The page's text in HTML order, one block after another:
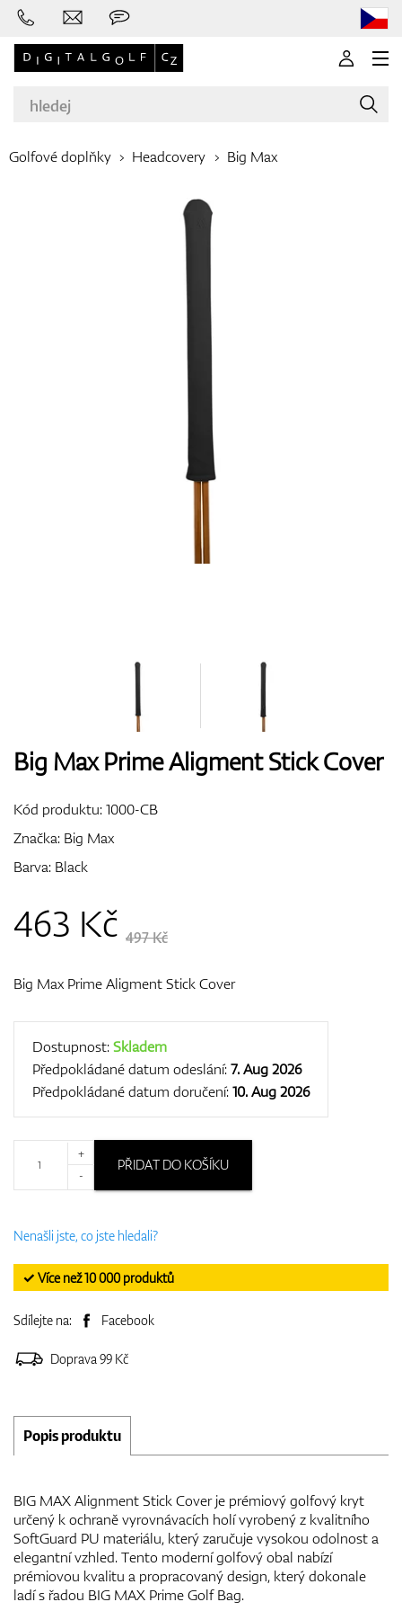
Značky
Golfové hole
Oblečení
Boty
Rukavice
Dárkové poukazy
Golfové doplňky Headcovery Big Max
Big Max Prime Aligment Stick Cover
Kód produktu:1000-CB
Značka: Big Max
Barva: Black
463 Kč 497 Kč
Big Max Prime Aligment Stick Cover
Dostupnost:Skladem
Předpokládané datum odeslání:7. Aug 2026
Předpokládané datum doručení:10. Aug 2026
+
-
PŘIDAT DO KOŠÍKU
Nenašli jste, co jste hledali?
✓ Více než 10 000 produktů
Sdílejte na: Facebook
Doprava 99 Kč
Popis produktu
BIG MAX Alignment Stick Cover je prémiový golfový kryt
určený k ochraně vyrovnávacích holí vyrobený z kvalitního
SoftGuard PU materiálu, který zaručuje vysokou odolnost a
elegantní vzhled. Tento moderní golfový obal nabízí
prémiovou kvalitu a propracovaný design, který dokonale
ladí s řadou BIG MAX Prime Golf Bag.